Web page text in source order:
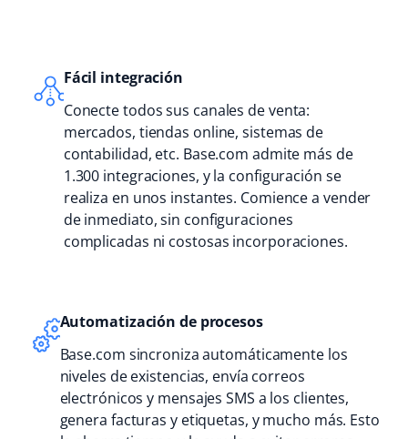
Fácil integración
Conecte todos sus canales de venta:
mercados, tiendas online, sistemas de
contabilidad, etc. Base.com admite más de
1.300 integraciones, y la configuración se
realiza en unos instantes. Comience a vender
de inmediato, sin configuraciones
complicadas ni costosas incorporaciones.
Automatización de procesos
Base.com sincroniza automáticamente los
niveles de existencias, envía correos
electrónicos y mensajes SMS a los clientes,
genera facturas y etiquetas, y mucho más. Esto